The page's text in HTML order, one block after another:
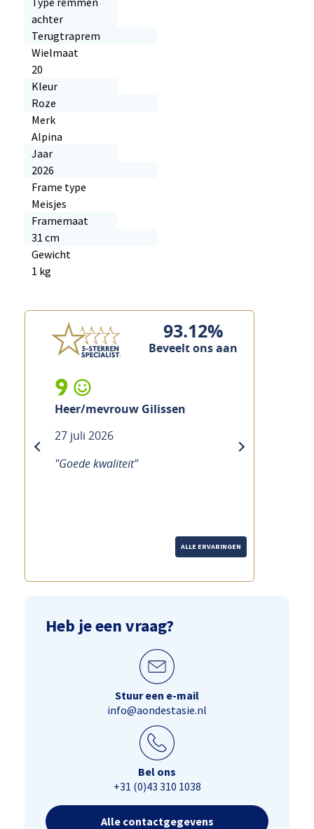
achter
Terugtraprem
Wielmaat
20
Kleur
Roze
Merk
Alpina
Jaar
2026
Frame type
Meisjes
Framemaat
31 cm
Gewicht
1 kg
93.12%
Beveelt ons aan
9
Heer/mevrouw Gilissen
27 juli 2026
"Goede kwaliteit"
next
ALLE ERVARINGEN
Heb je een vraag?
Stuur een e-mail
info@aondestasie.nl
Bel ons
+31 (0)43 310 1038
Alle contactgegevens